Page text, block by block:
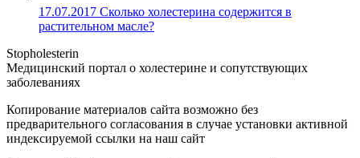
17.07.2017 Сколько холестерина содержится в
растительном масле?
Stopholesterin
Медицинский портал о холестерине и сопутствующих
заболеваниях
Копирование материалов сайта возможно без
предварительного согласования в случае установки активной
индексируемой ссылки на наш сайт